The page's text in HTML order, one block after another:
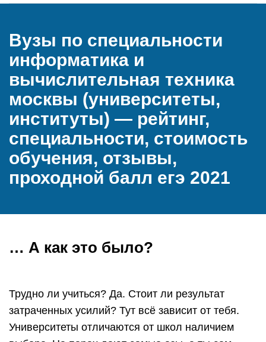
Вузы по специальности
информатика и
вычислительная техника
москвы (университеты,
институты) — рейтинг,
специальности, стоимость
обучения, отзывы,
проходной балл егэ 2021
… А как это было?
Трудно ли учиться? Да. Стоит ли результат
затраченных усилий? Тут всё зависит от тебя.
Университеты отличаются от школ наличием